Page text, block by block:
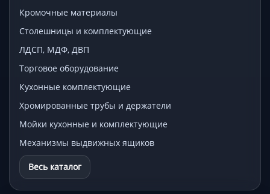
Кромочные материалы
Столешницы и комплектующие
ЛДСП, МДФ, ДВП
Торговое оборудование
Кухонные комплектующие
Хромированные трубы и держатели
Мойки кухонные и комплектующие
Механизмы выдвижных ящиков
Весь каталог